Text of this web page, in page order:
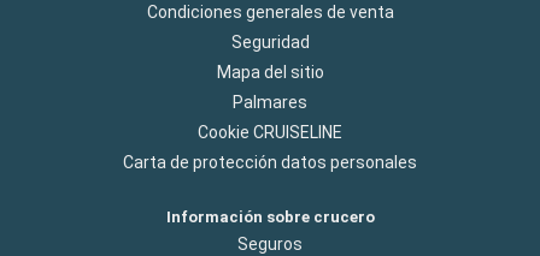
Condiciones generales de venta
Seguridad
Mapa del sitio
Palmares
Cookie CRUISELINE
Carta de protección datos personales
Información sobre crucero
Seguros